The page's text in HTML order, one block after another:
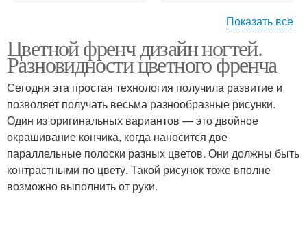
Маникюр со стразами
Показать все
Цветной френч дизайн ногтей.
Разновидности цветного френча
Сегодня эта простая технология получила развитие и
позволяет получать весьма разнообразные рисунки.
Один из оригинальных вариантов — это двойное
окрашивание кончика, когда наносится две
параллельные полоски разных цветов. Они должны быть
контрастными по цвету. Такой рисунок тоже вполне
возможно выполнить от руки.